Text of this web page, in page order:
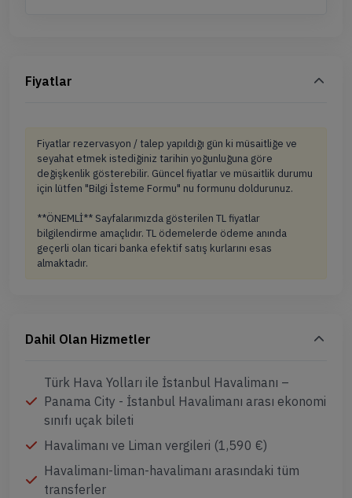
Fiyatlar
Fiyatlar rezervasyon / talep yapıldığı gün ki müsaitliğe ve
seyahat etmek istediğiniz tarihin yoğunluğuna göre
değişkenlik gösterebilir. Güncel fiyatlar ve müsaitlik durumu
için lütfen "Bilgi İsteme Formu" nu formunu doldurunuz.
**ÖNEMLİ** Sayfalarımızda gösterilen TL fiyatlar
bilgilendirme amaçlıdır. TL ödemelerde ödeme anında
geçerli olan ticari banka efektif satış kurlarını esas
almaktadır.
Dahil Olan Hizmetler
Türk Hava Yolları ile İstanbul Havalimanı –
Panama City - İstanbul Havalimanı arası ekonomi
sınıfı uçak bileti
Havalimanı ve Liman vergileri (1,590 €)
Havalimanı-liman-havalimanı arasındaki tüm
transferler